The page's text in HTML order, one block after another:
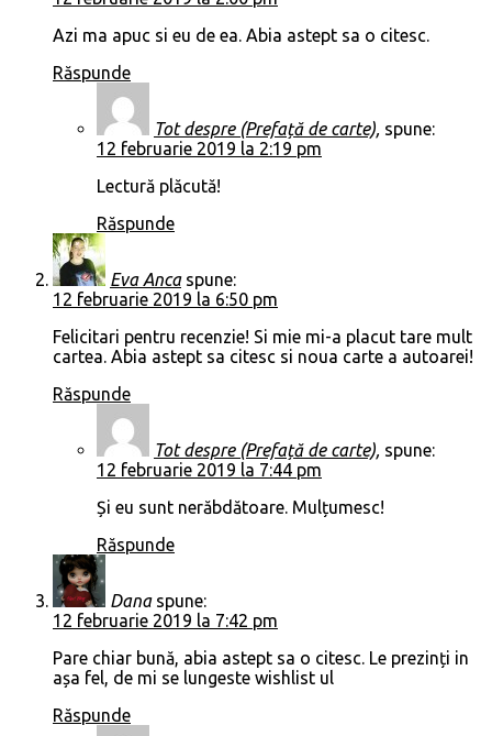
Azi ma apuc si eu de ea. Abia astept sa o citesc.
Răspunde
Tot despre (Prefață de carte), spune:
12 februarie 2019 la 2:19 pm
Lectură plăcută!
Răspunde
Eva Anca spune:
12 februarie 2019 la 6:50 pm
Felicitari pentru recenzie! Si mie mi-a placut tare mult
cartea. Abia astept sa citesc si noua carte a autoarei!
Răspunde
Tot despre (Prefață de carte), spune:
12 februarie 2019 la 7:44 pm
Și eu sunt nerăbdătoare. Mulțumesc!
Răspunde
Dana spune:
12 februarie 2019 la 7:42 pm
Pare chiar bună, abia astept sa o citesc. Le prezinți in
așa fel, de mi se lungeste wishlist ul
Răspunde